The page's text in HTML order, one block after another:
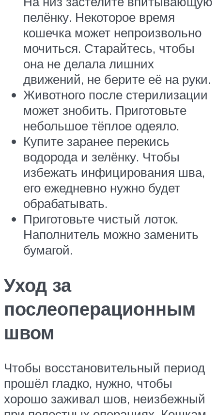
пелёнку. Некоторое время
кошечка может непроизвольно
мочиться. Старайтесь, чтобы
она не делала лишних
движений, не берите её на руки.
Животного после стерилизации
может знобить. Приготовьте
небольшое тёплое одеяло.
Купите заранее перекись
водорода и зелёнку. Чтобы
избежать инфицирования шва,
его ежедневно нужно будет
обрабатывать.
Приготовьте чистый лоток.
Наполнитель можно заменить
бумагой.
Уход за
послеоперационным
швом
Чтобы восстановительный период
прошёл гладко, нужно, чтобы
хорошо заживал шов, неизбежный